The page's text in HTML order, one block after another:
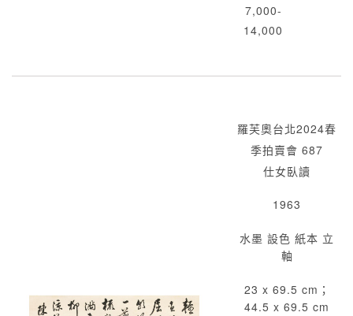
7,000-
14,000
羅芙奧台北2024春
季拍賣會 687
仕女臥讀
1963
水墨 設色 紙本 立
軸
23 x 69.5 cm；
44.5 x 69.5 cm